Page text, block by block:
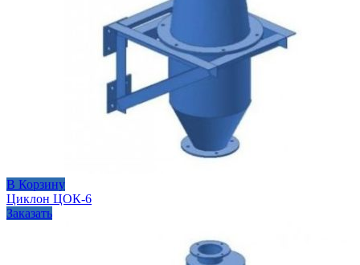
В Корзину
Циклон ЦОК-6
Заказать